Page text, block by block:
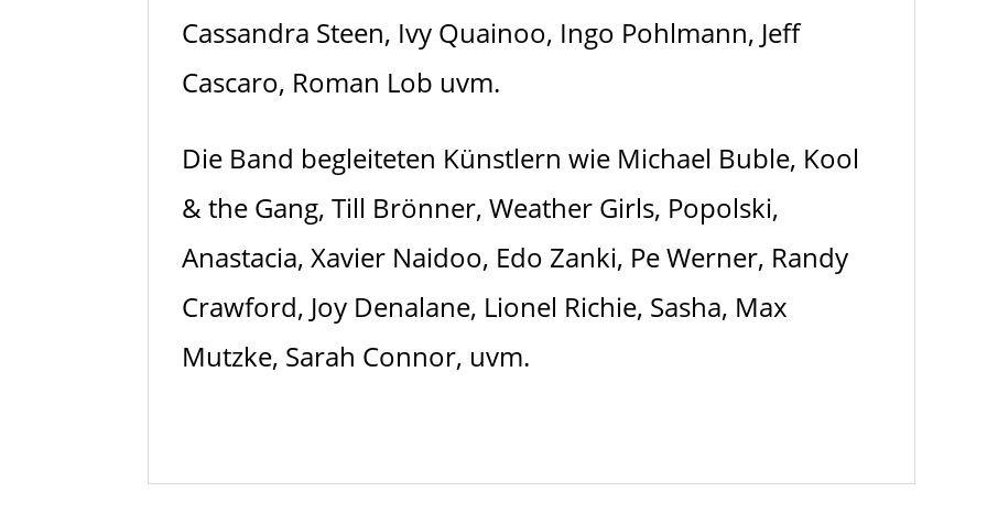
Cassandra Steen, Ivy Quainoo, Ingo Pohlmann, Jeff
Cascaro, Roman Lob uvm.
Die Band begleiteten Künstlern wie Michael Buble, Kool
& the Gang, Till Brönner, Weather Girls, Popolski,
Anastacia, Xavier Naidoo, Edo Zanki, Pe Werner, Randy
Crawford, Joy Denalane, Lionel Richie, Sasha, Max
Mutzke, Sarah Connor, uvm.